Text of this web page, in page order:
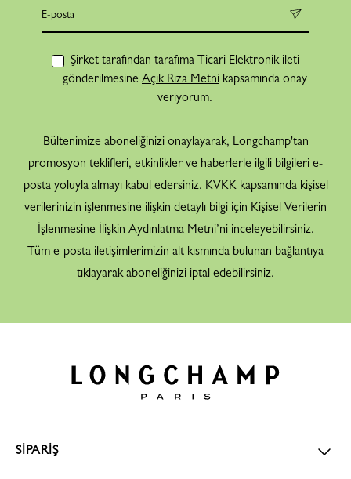
Şirket tarafından tarafıma Ticari Elektronik ileti
gönderilmesine Açık Rıza Metni kapsamında onay
veriyorum.
Bültenimize aboneliğinizi onaylayarak, Longchamp'tan
promosyon teklifleri, etkinlikler ve haberlerle ilgili bilgileri e-
posta yoluyla almayı kabul edersiniz. KVKK kapsamında kişisel
verilerinizin işlenmesine ilişkin detaylı bilgi için Kişisel Verilerin
İşlenmesine İlişkin Aydınlatma Metni’ni inceleyebilirsiniz.
Tüm e-posta iletişimlerimizin alt kısmında bulunan bağlantıya
tıklayarak aboneliğinizi iptal edebilirsiniz.
SİPARİŞ